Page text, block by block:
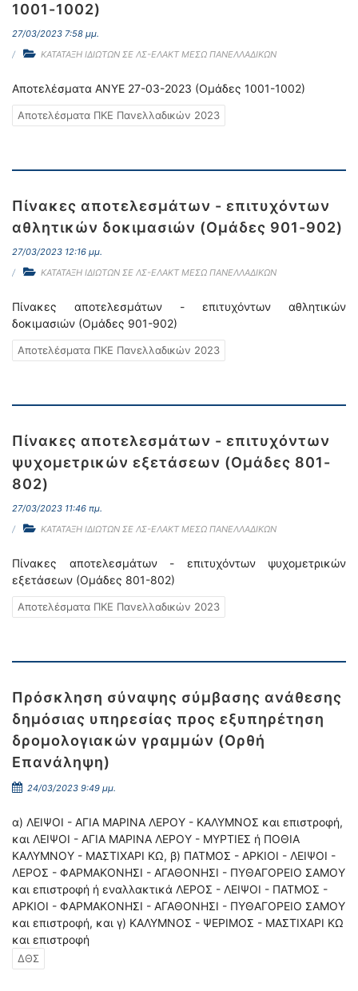
1001-1002)
27/03/2023 7:58 μμ.
ΚΑΤΑΤΑΞΗ ΙΔΙΩΤΩΝ ΣΕ ΛΣ-ΕΛΑΚΤ ΜΕΣΩ ΠΑΝΕΛΛΑΔΙΚΩΝ
Αποτελέσματα ΑΝΥΕ 27-03-2023 (Ομάδες 1001-1002)
Αποτελέσματα ΠΚΕ Πανελλαδικών 2023
Πίνακες αποτελεσμάτων - επιτυχόντων
αθλητικών δοκιμασιών (Ομάδες 901-902)
27/03/2023 12:16 μμ.
ΚΑΤΑΤΑΞΗ ΙΔΙΩΤΩΝ ΣΕ ΛΣ-ΕΛΑΚΤ ΜΕΣΩ ΠΑΝΕΛΛΑΔΙΚΩΝ
Πίνακες αποτελεσμάτων - επιτυχόντων αθλητικών
δοκιμασιών (Ομάδες 901-902)
Αποτελέσματα ΠΚΕ Πανελλαδικών 2023
Πίνακες αποτελεσμάτων - επιτυχόντων
ψυχομετρικών εξετάσεων (Ομάδες 801-
802)
27/03/2023 11:46 πμ.
ΚΑΤΑΤΑΞΗ ΙΔΙΩΤΩΝ ΣΕ ΛΣ-ΕΛΑΚΤ ΜΕΣΩ ΠΑΝΕΛΛΑΔΙΚΩΝ
Πίνακες αποτελεσμάτων - επιτυχόντων ψυχομετρικών
εξετάσεων (Ομάδες 801-802)
Αποτελέσματα ΠΚΕ Πανελλαδικών 2023
Πρόσκληση σύναψης σύμβασης ανάθεσης
δημόσιας υπηρεσίας προς εξυπηρέτηση
δρομολογιακών γραμμών (Ορθή
Επανάληψη)
24/03/2023 9:49 μμ.
α) ΛΕΙΨΟΙ - ΑΓΙΑ ΜΑΡΙΝΑ ΛΕΡΟΥ - ΚΑΛΥΜΝΟΣ και επιστροφή,
και ΛΕΙΨΟΙ - ΑΓΙΑ ΜΑΡΙΝΑ ΛΕΡΟΥ - ΜΥΡΤΙΕΣ ή ΠΟΘΙΑ
ΚΑΛΥΜΝΟΥ - ΜΑΣΤΙΧΑΡΙ ΚΩ, β) ΠΑΤΜΟΣ - ΑΡΚΙΟΙ - ΛΕΙΨΟΙ -
ΛΕΡΟΣ - ΦΑΡΜΑΚΟΝΗΣΙ - ΑΓΑΘΟΝΗΣΙ - ΠΥΘΑΓΟΡΕΙΟ ΣΑΜΟΥ
και επιστροφή ή εναλλακτικά ΛΕΡΟΣ - ΛΕΙΨΟΙ - ΠΑΤΜΟΣ -
ΑΡΚΙΟΙ - ΦΑΡΜΑΚΟΝΗΣΙ - ΑΓΑΘΟΝΗΣΙ - ΠΥΘΑΓΟΡΕΙΟ ΣΑΜΟΥ
και επιστροφή, και γ) ΚΑΛΥΜΝΟΣ - ΨΕΡΙΜΟΣ - ΜΑΣΤΙΧΑΡΙ ΚΩ
και επιστροφή
ΔΘΣ